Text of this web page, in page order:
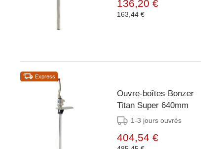
136,20 €
163,44 €
Express
Ouvre-boîtes Bonzer
Titan Super 640mm
1-3 jours ouvrés
404,54 €